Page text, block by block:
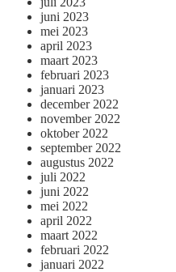
juni 2023
mei 2023
april 2023
maart 2023
februari 2023
januari 2023
december 2022
november 2022
oktober 2022
september 2022
augustus 2022
juli 2022
juni 2022
mei 2022
april 2022
maart 2022
februari 2022
januari 2022